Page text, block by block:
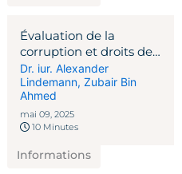
Évaluation de la
corruption et droits de
l’homme en justice
Dr. iur. Alexander
Lindemann, Zubair Bin
Ahmed
mai 09, 2025
10 Minutes
Informations